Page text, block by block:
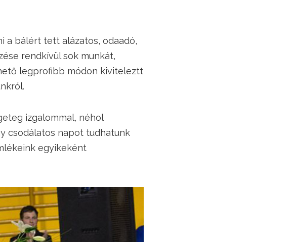
a bálért tett alázatos, odaadó,
rendkívül sok munkát,
legprofibb módon kiviteleztt
izgalommal, néhol
csodálatos napot tudhatunk
egyikeként